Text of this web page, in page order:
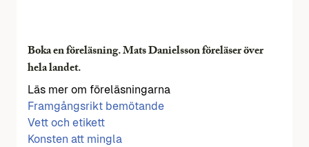
Boka en föreläsning. Mats Danielsson föreläser över
hela landet.
Läs mer om föreläsningarna
Framgångsrikt bemötande
Vett och etikett
Konsten att mingla